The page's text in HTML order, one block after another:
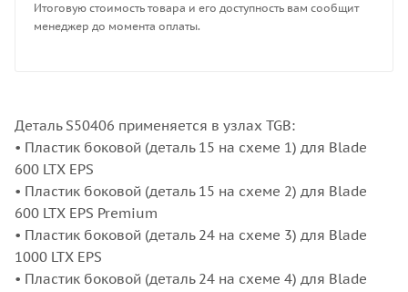
Итоговую стоимость товара и его доступность вам сообщит
менеджер до момента оплаты.
Деталь S50406 применяется в узлах TGB:
• Пластик боковой (деталь 15 на схеме 1) для Blade
600 LTX EPS
• Пластик боковой (деталь 15 на схеме 2) для Blade
600 LTX EPS Premium
• Пластик боковой (деталь 24 на схеме 3) для Blade
1000 LTX EPS
• Пластик боковой (деталь 24 на схеме 4) для Blade